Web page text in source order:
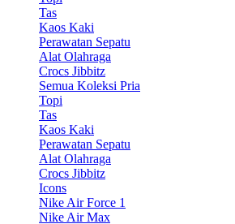
Tas
Kaos Kaki
Perawatan Sepatu
Alat Olahraga
Crocs Jibbitz
Semua Koleksi Pria
Topi
Tas
Kaos Kaki
Perawatan Sepatu
Alat Olahraga
Crocs Jibbitz
Icons
Nike Air Force 1
Nike Air Max